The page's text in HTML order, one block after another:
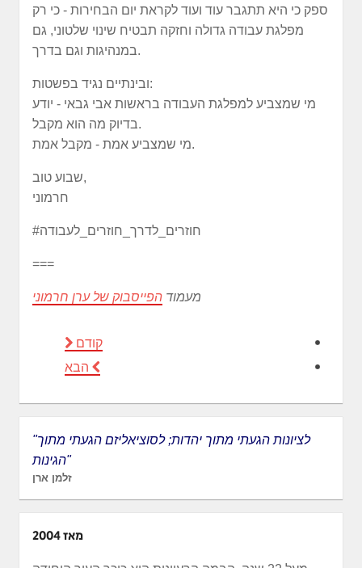
ספק כי היא תתגבר עוד ועוד לקראת יום הבחירות - כי רק
מפלגת עבודה גדולה וחזקה תבטיח שינוי שלטוני, גם
במנהיגות וגם בדרך.
ובינתיים נגיד בפשטות:
מי שמצביע למפלגת העבודה בראשות אבי גבאי - יודע
בדיוק מה הוא מקבל.
מי שמצביע אמת - מקבל אמת.
שבוע טוב,
חרמוני
#חוזרים_לדרך_חוזרים_לעבודה
===
מעמוד הפייסבוק של ערן חרמוני
קודם
הבא
"לציונות הגעתי מתוך יהדות; לסוציאליזם הגעתי מתוך
הגינות"
זלמן ארן
מאז 2004